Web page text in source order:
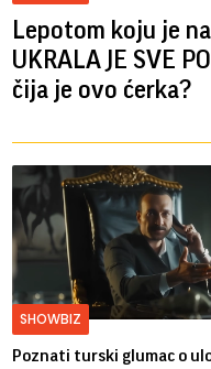
Lepotom koju je
UKRALA JE SVE
čija je ovo ćerka?
SHOWBIZ
Poznati turski glumac o